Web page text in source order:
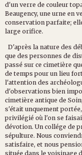
d'un verre de couleur
Beaugency, une urne en
conservation parfaite;
large orifice.
D'après la nature des
que des personnes de
passé sur ce cimetière
de temps pour un lieu
l'attention des
d'observations bien
cimetière antique de
s'était unquement
privilégié où l'on se
dévotion. Un collége de
sépulture. Nous
satisfaire, et nous
située dans le voisinage